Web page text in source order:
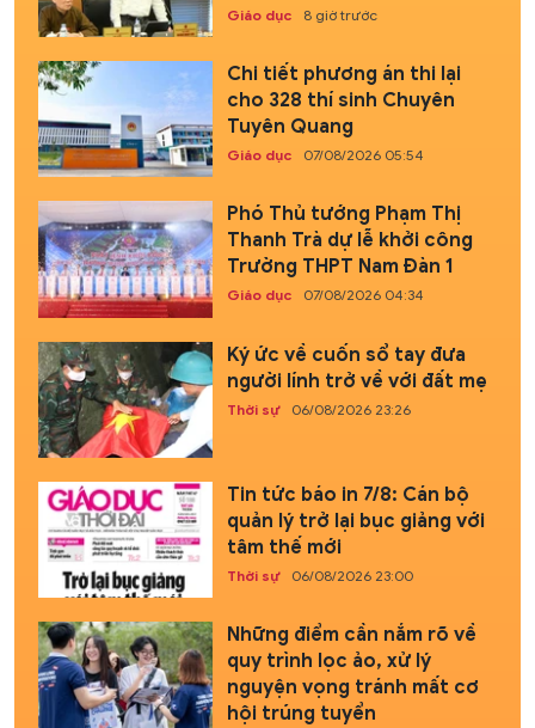
Giáo dục 8 giờ trước
Chi tiết phương án thi lại
cho 328 thí sinh Chuyên
Tuyên Quang
Giáo dục 07/08/2026 05:54
Phó Thủ tướng Phạm Thị
Thanh Trà dự lễ khởi công
Trường THPT Nam Đàn 1
Giáo dục 07/08/2026 04:34
Ký ức về cuốn sổ tay đưa
người lính trở về với đất mẹ
Thời sự 06/08/2026 23:26
Tin tức báo in 7/8: Cán bộ
quản lý trở lại bục giảng với
tâm thế mới
Thời sự 06/08/2026 23:00
Những điểm cần nắm rõ về
quy trình lọc ảo, xử lý
nguyện vọng tránh mất cơ
hội trúng tuyển